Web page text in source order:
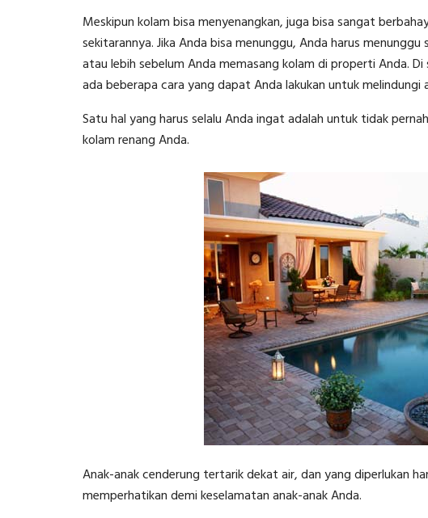
Meskipun kolam bisa menyenangkan, juga bisa sangat
sekitarannya. Jika Anda bisa menunggu, Anda harus
atau lebih sebelum Anda memasang kolam di properti Anda.
ada beberapa cara yang dapat Anda lakukan untuk melindungi
Satu hal yang harus selalu Anda ingat adalah untuk tidak
kolam renang Anda.
Anak-anak cenderung tertarik dekat air, dan yang diperlukan
memperhatikan demi keselamatan anak-anak Anda.